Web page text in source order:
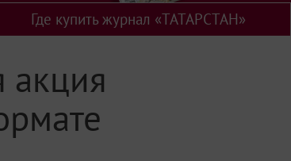
Где купить журнал «ТАТАРСТАН»
акция